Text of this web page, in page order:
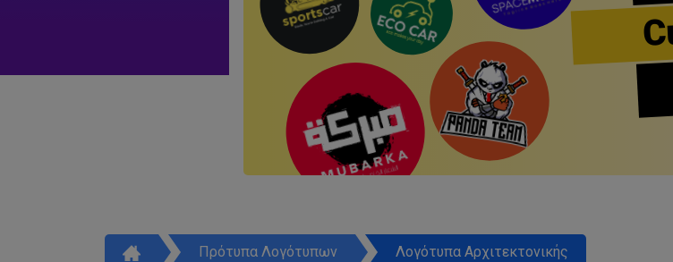
Πρότυπα Λογότυπων Λογότυπα Αρχιτεκτονικής